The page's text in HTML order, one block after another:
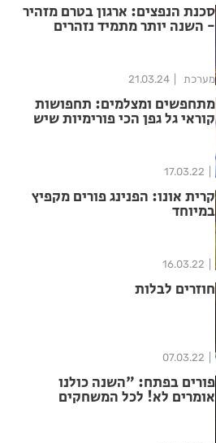
סכנת הנפצים: ארגון בטרם מזהיר
- השנה יותר מתמיד נזהרים
מערכת 21.03.24
מתחפשים ומצלמים: תחפושות
קוראי גל גפן הכי פורימיות שיש
17.03.22
קרית אונו: הפנינג פורים מקפיץ
במיוחד
16.03.22
חוזרים לבלות
07.03.22
פורים בפתח: "השנה כולנו
אומרים לא! לכל המשחקים